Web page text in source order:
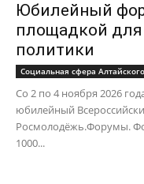
Юбилейный
площадкой для
политики
Социальная сфера
Со 2 по 4 ноября 2026
юбилейный
Росмолодёжь.Форумы.
1000...